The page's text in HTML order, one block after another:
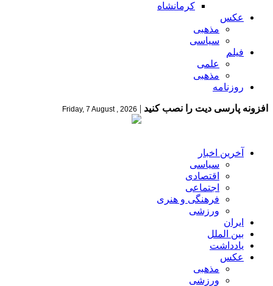
کرمانشاه
عکس
مذهبی
سیاسی
فیلم
علمی
مذهبی
روزنامه
افزونه پارسی دیت را نصب کنید |
Friday, 7 August , 2026
آخرین اخبار
سیاسی
اقتصادی
اجتماعی
فرهنگی و هنری
ورزشی
ایران
بین الملل
یادداشت
عکس
مذهبی
ورزشی